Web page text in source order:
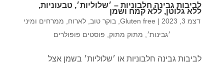
לביבות גבינה חלבוניות – ׳שלוליות׳, טבעוניות,
ללא גלוטן, ללא קמח ושמן
דצמ 3, 2023 |
Gluten free בוקר טוב לארוח
ממרחים ומיני
׳גבינות׳
מתוק מתוק פוסטים פופולרים
לביבות גבינה חלבוניות או ׳שלוליות׳ בשמן אצל